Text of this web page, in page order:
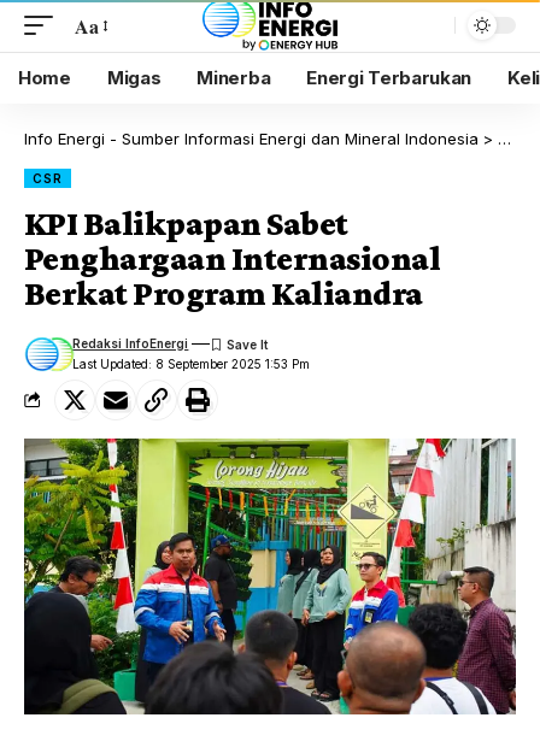
Aa
Home Migas Minerba Energi Terbarukan
Info Energi - Sumber Informasi Energi dan Mineral Indonesia > Blog
CSR
KPI Balikpapan Sabet
Penghargaan Internasional
Berkat Program Kaliandra
Last Updated: 8 September 2025 1:53 Pm
Redaksi InfoEnergi